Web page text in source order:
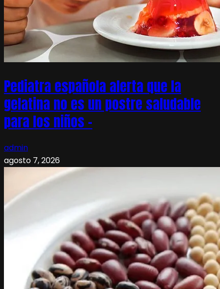
Pediatra española alerta que la
gelatina no es un postre saludable
para los niños –
admin
agosto 7, 2026